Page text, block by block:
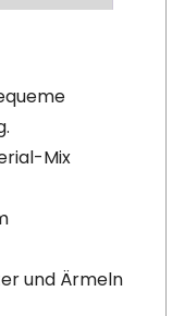
Mix
und Ärmeln